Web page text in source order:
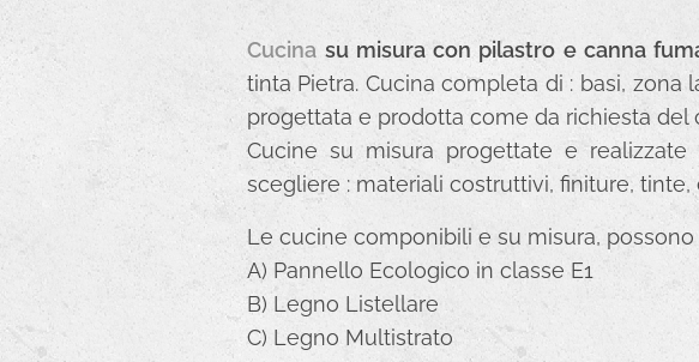
Cucina su misura con pilastro e canna
tinta Pietra. Cucina completa di : basi,
progettata e prodotta come da richiesta
Cucine su misura progettate e
scegliere : materiali costruttivi, finiture,
Le cucine componibili e su misura, possono
A) Pannello Ecologico in classe E1
B) Legno Listellare
C) Legno Multistrato